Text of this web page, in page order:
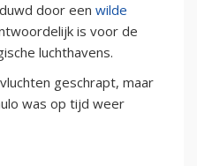
door een wilde
is voor de
luchthavens.
geschrapt, maar
was op tijd weer